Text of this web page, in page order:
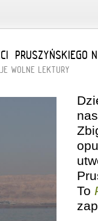
PRUSZYŃSKIEGO
WOLNE LEKTURY
To